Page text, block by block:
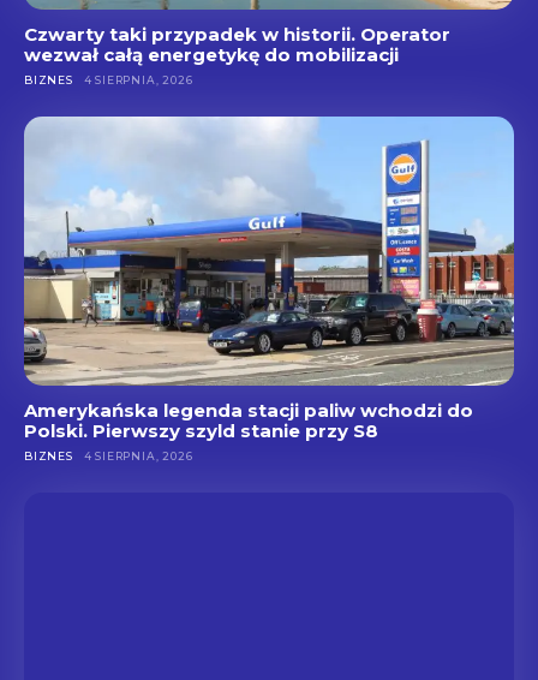
Czwarty taki przypadek w historii. Operator
wezwał całą energetykę do mobilizacji
BIZNES 4 SIERPNIA, 2026
Amerykańska legenda stacji paliw wchodzi do
Polski. Pierwszy szyld stanie przy S8
BIZNES 4 SIERPNIA, 2026